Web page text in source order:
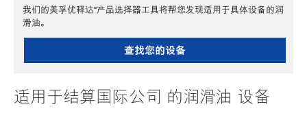
我们的美孚优释达℠产品选择器工具将帮您发现适用于具体设备的润
滑油。
查找您的设备
适用于结算国际公司 的润滑油 设备